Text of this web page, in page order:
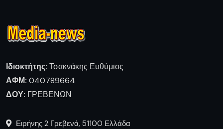
Ιδιοκτήτης: Τσακνάκης Ευθύμιος
ΑΦΜ: 040789664
ΔΟΥ: ΓΡΕΒΕΝΩΝ
Ειρήνης 2 Γρεβενά, 51100 Ελλάδα